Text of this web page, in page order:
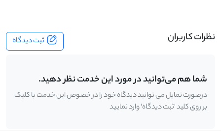
نظرات کاربران ثبت دیدگاه
شما هم می‌توانید در مورد این خدمت نظر دهید.
درصورت تمایل می توانید دیدگاه خود را در خصوص این خدمت با کلیک
بر روی کلید 'ثبت دیدگاه' وارد نمایید